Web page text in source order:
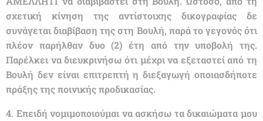
σχετική κίνηση της αντίστοιχης δικογραφίας δε
συνάγεται διαβίβαση της στη Βουλή, παρά το γεγονός ότι
πλέον παρήλθαν δυο (2) έτη από την υποβολή της.
Παρέλκει να διευκρινήσω ότι μέχρι να εξεταστεί από τη
Βουλή δεν είναι επιτρεπτή η διεξαγωγή οποιασδήποτε
πράξης της ποινικής προδικασίας.
4. Επειδή νομιμοποιούμαι να ασκήσω τα δικαιώματα μου